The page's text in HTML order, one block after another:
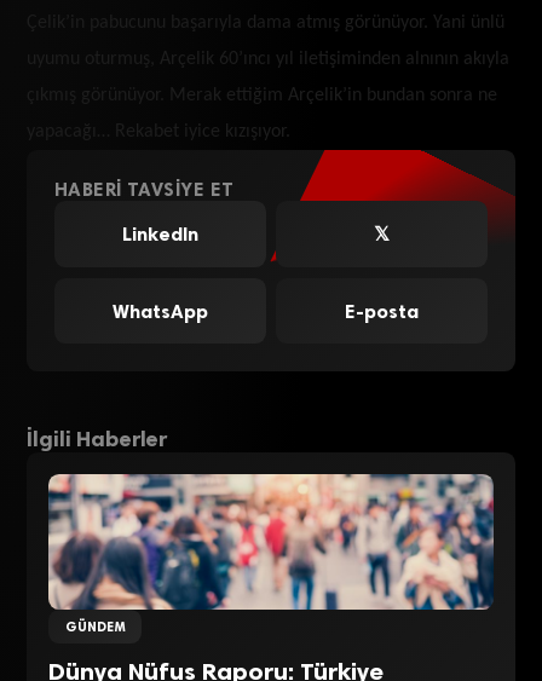
Çelik’in pabucunu başarıyla dama atmış görünüyor. Yani ünlü
uyumu oturmuş, Arçelik 60’ıncı yıl iletişiminden alnının akıyla
çıkmış görünüyor. Merak ettiğim Arçelik’in bundan sonra ne
yapacağı… Rekabet iyice kızışıyor.
HABERI TAVSIYE ET
LinkedIn
𝕏
WhatsApp E-posta
İlgili Haberler
GÜNDEM
Dünya Nüfus Raporu: Türkiye